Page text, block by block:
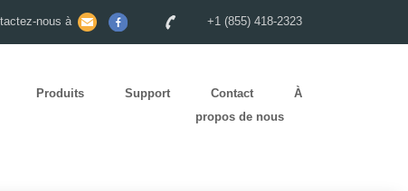
nous à +1 (855) 418-2323
Produits Support Contact
À
propos de nous